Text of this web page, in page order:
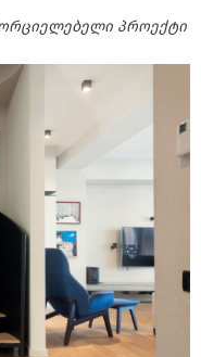
პროექტი